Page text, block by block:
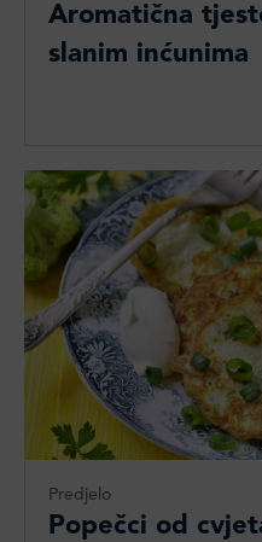
Aromatična
slanim inćunima
Predjelo
Popečci od